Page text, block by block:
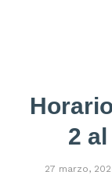
2
27 marzo,